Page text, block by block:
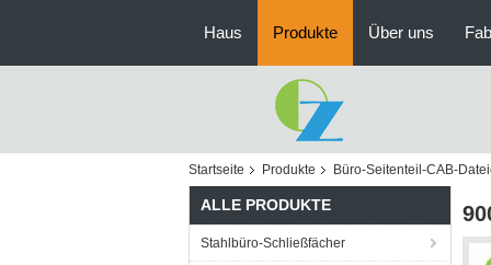
Haus Produkte Über uns
Startseite Produkte Büro-Seitenteil-CAB-
ALLE PRODUKTE
Stahlbüro-Schließfächer